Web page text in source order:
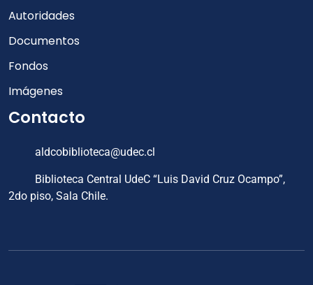
Autoridades
Documentos
Fondos
Imágenes
Contacto
aldcobiblioteca@udec.cl
Biblioteca Central UdeC “Luis David Cruz Ocampo”,
2do piso, Sala Chile.